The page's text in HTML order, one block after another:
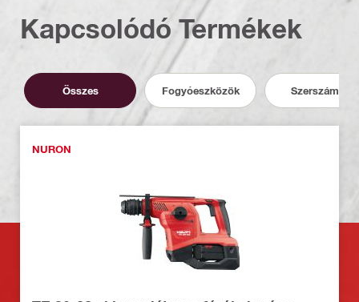
Kapcsolódó Termékek
Összes Fogyóeszközök Szerszámok
NURON